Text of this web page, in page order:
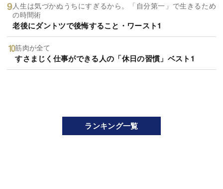
人生は気づかぬうちにすぎるから。「自分第一」で生きるため
の時間術
老後にダントツで後悔すること・ワースト1
筋肉が全て
すさまじく仕事ができる人の「休日の習慣」ベスト1
ランキング一覧